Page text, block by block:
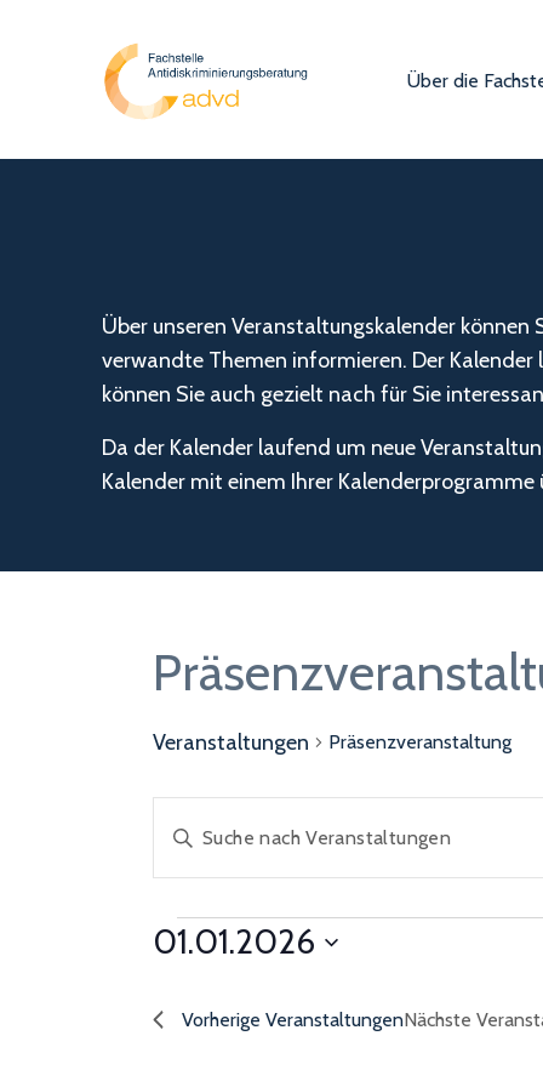
Über die
Über unseren Veranstaltungskalender
verwandte Themen informieren. Der
können Sie auch gezielt nach für Sie
Da der Kalender laufend um neue
Kalender mit einem Ihrer Kalenderprogramme
Veranstaltungen Präsenzveranstaltung
Suche
Navigation
Bitte
Suche
Schlüsselwort.
Veranstaltungen
für
01.01.2026
wählen.
Vorherige VeranstaltungenNächste